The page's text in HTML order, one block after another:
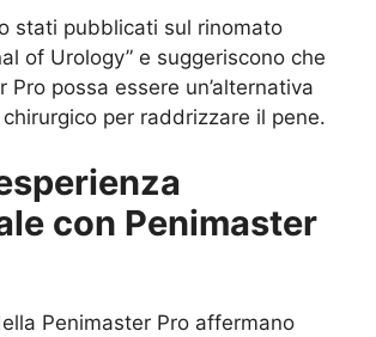
stati pubblicati sul rinomato
of Urology” e suggeriscono che
Pro possa essere un’alternativa
chirurgico per raddrizzare il pene.
con Penimaster
Penimaster Pro affermano